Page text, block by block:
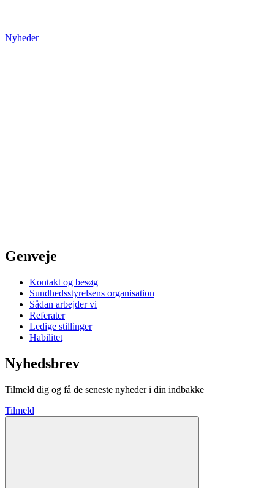
Nyheder
Genveje
Kontakt og besøg
Sundhedsstyrelsens organisation
Sådan arbejder vi
Referater
Ledige stillinger
Habilitet
Nyhedsbrev
Tilmeld dig og få de seneste nyheder i din indbakke
Tilmeld